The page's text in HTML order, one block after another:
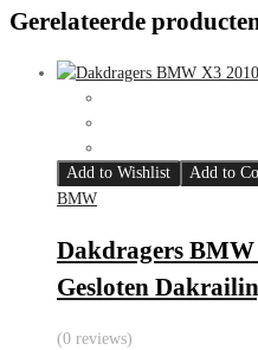
Gerelateerde
Add to Wishlist
Add to
BMW
Dakdragers BMW
Gesloten
(0 reviews)